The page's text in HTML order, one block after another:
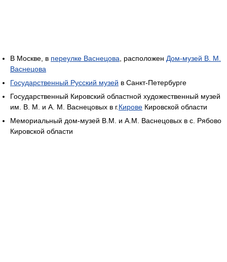
В Москве, в переулке Васнецова , расположен Дом-музей В. М.
Васнецова
Государственный Русский музей в Санкт-Петербурге
Государственный Кировский областной художественный музей
им. В. М. и А. М. Васнецовых в г.Кирове Кировской области
Мемориальный дом-музей В.М. и А.М. Васнецовых в с. Рябово
Кировской области